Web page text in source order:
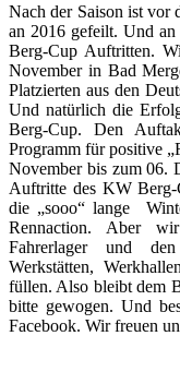
Nach der Saison ist vor
an 2016 gefeilt. Und
Berg-Cup Auftritten.
November in Bad
Platzierten aus den
Und natürlich die
Berg-Cup. Den
Programm für positive
November bis zum 06.
Auftritte des KW
die „sooo“ lange
Rennaction. Aber
Fahrerlager und
Werkstätten,
füllen. Also bleibt dem
bitte gewogen. Und
Facebook. Wir freuen